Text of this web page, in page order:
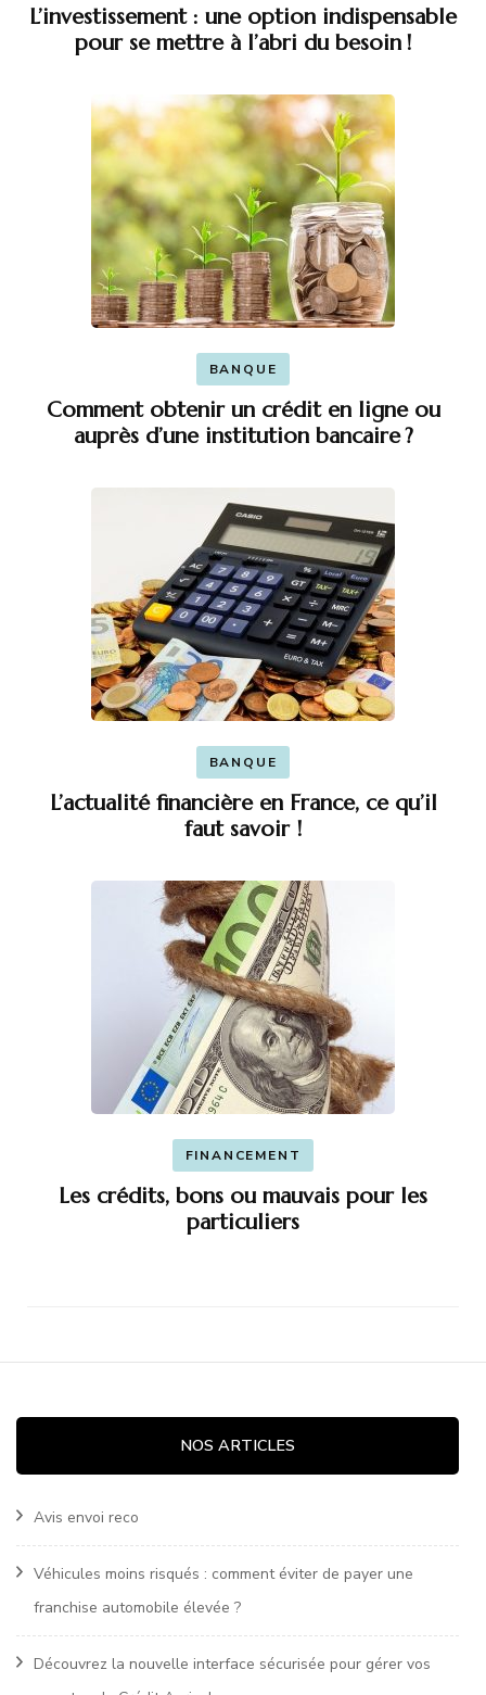
L’investissement : une option indispensable
pour se mettre à l’abri du besoin !
BANQUE
Comment obtenir un crédit en ligne ou
auprès d’une institution bancaire ?
BANQUE
L’actualité financière en France, ce qu’il
faut savoir !
FINANCEMENT
Les crédits, bons ou mauvais pour les
particuliers
NOS ARTICLES
Avis envoi reco
Véhicules moins risqués : comment éviter de payer une
franchise automobile élevée ?
Découvrez la nouvelle interface sécurisée pour gérer vos